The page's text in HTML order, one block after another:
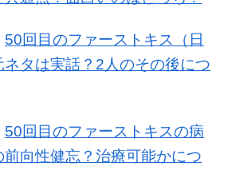
50回目のファーストキス（日
タは実話？2人のその後につ
50回目のファーストキスの病
向性健忘？治療可能かにつ